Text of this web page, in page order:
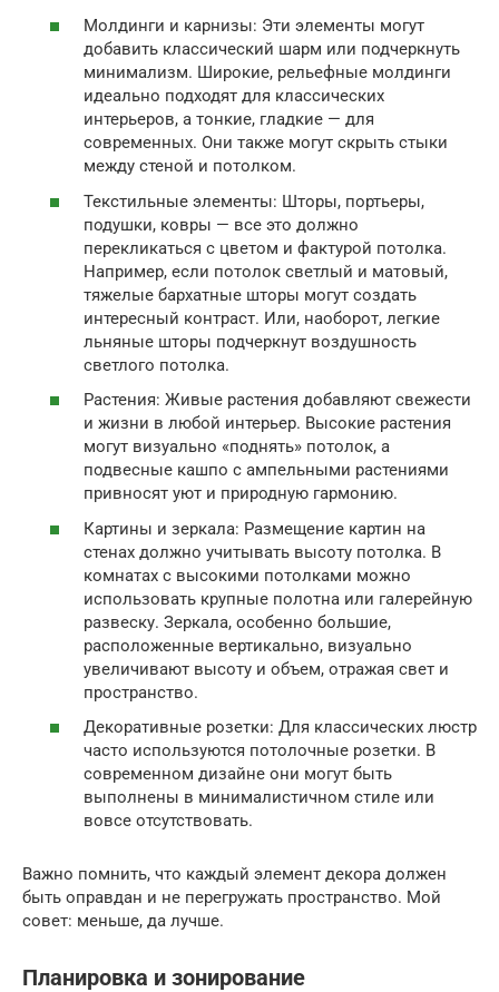
Молдинги и карнизы: Эти элементы могут
добавить классический шарм или подчеркнуть
минимализм. Широкие, рельефные молдинги
идеально подходят для классических
интерьеров, а тонкие, гладкие — для
современных. Они также могут скрыть стыки
между стеной и потолком.
Текстильные элементы: Шторы, портьеры,
подушки, ковры — все это должно
перекликаться с цветом и фактурой потолка.
Например, если потолок светлый и матовый,
тяжелые бархатные шторы могут создать
интересный контраст. Или, наоборот, легкие
льняные шторы подчеркнут воздушность
светлого потолка.
Растения: Живые растения добавляют свежести
и жизни в любой интерьер. Высокие растения
могут визуально «поднять» потолок, а
подвесные кашпо с ампельными растениями
привносят уют и природную гармонию.
Картины и зеркала: Размещение картин на
стенах должно учитывать высоту потолка. В
комнатах с высокими потолками можно
использовать крупные полотна или галерейную
развеску. Зеркала, особенно большие,
расположенные вертикально, визуально
увеличивают высоту и объем, отражая свет и
пространство.
Декоративные розетки: Для классических люстр
часто используются потолочные розетки. В
современном дизайне они могут быть
выполнены в минималистичном стиле или
вовсе отсутствовать.
Важно помнить, что каждый элемент декора должен
быть оправдан и не перегружать пространство. Мой
совет: меньше, да лучше.
Планировка и зонирование